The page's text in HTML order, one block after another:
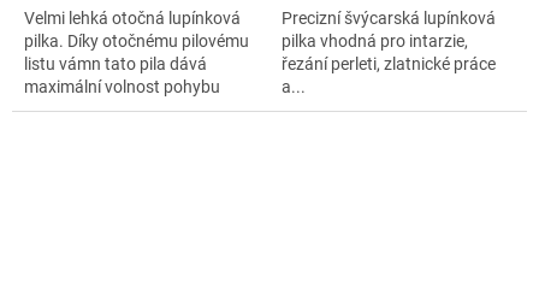
Velmi lehká otočná lupínková
pilka. Díky otočnému pilovému
listu vámn tato pila dává
maximální volnost pohybu
Náhradní listy doporučujeme
Precizní švýcarská lupínková
pilka vhodná pro intarzie,
řezání perleti, zlatnické práce
a...